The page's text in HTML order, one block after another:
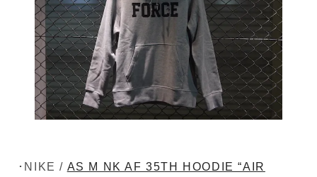
･NIKE / AS M NK AF 35TH HOODIE “AIR